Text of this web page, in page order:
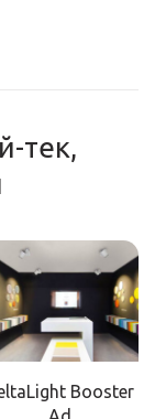
тек,
Booster